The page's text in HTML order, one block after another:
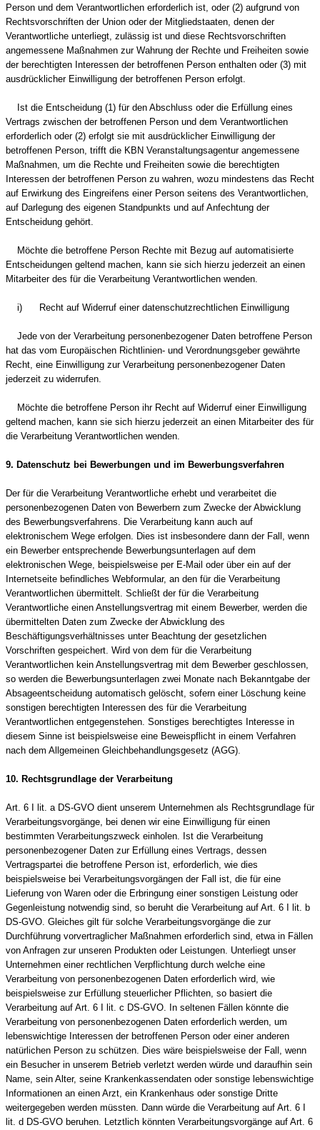
Person und dem Verantwortlichen erforderlich ist, oder (2) aufgrund von
Rechtsvorschriften der Union oder der Mitgliedstaaten, denen der
Verantwortliche unterliegt, zulässig ist und diese Rechtsvorschriften
angemessene Maßnahmen zur Wahrung der Rechte und Freiheiten sowie
der berechtigten Interessen der betroffenen Person enthalten oder (3) mit
ausdrücklicher Einwilligung der betroffenen Person erfolgt.
Ist die Entscheidung (1) für den Abschluss oder die Erfüllung eines
Vertrags zwischen der betroffenen Person und dem Verantwortlichen
erforderlich oder (2) erfolgt sie mit ausdrücklicher Einwilligung der
betroffenen Person, trifft die KBN Veranstaltungsagentur angemessene
Maßnahmen, um die Rechte und Freiheiten sowie die berechtigten
Interessen der betroffenen Person zu wahren, wozu mindestens das Recht
auf Erwirkung des Eingreifens einer Person seitens des Verantwortlichen,
auf Darlegung des eigenen Standpunkts und auf Anfechtung der
Entscheidung gehört.
Möchte die betroffene Person Rechte mit Bezug auf automatisierte
Entscheidungen geltend machen, kann sie sich hierzu jederzeit an einen
Mitarbeiter des für die Verarbeitung Verantwortlichen wenden.
i) Recht auf Widerruf einer datenschutzrechtlichen Einwilligung
Jede von der Verarbeitung personenbezogener Daten betroffene Person
hat das vom Europäischen Richtlinien- und Verordnungsgeber gewährte
Recht, eine Einwilligung zur Verarbeitung personenbezogener Daten
jederzeit zu widerrufen.
Möchte die betroffene Person ihr Recht auf Widerruf einer Einwilligung
geltend machen, kann sie sich hierzu jederzeit an einen Mitarbeiter des für
die Verarbeitung Verantwortlichen wenden.
9. Datenschutz bei Bewerbungen und im Bewerbungsverfahren
Der für die Verarbeitung Verantwortliche erhebt und verarbeitet die
personenbezogenen Daten von Bewerbern zum Zwecke der Abwicklung
des Bewerbungsverfahrens. Die Verarbeitung kann auch auf
elektronischem Wege erfolgen. Dies ist insbesondere dann der Fall, wenn
ein Bewerber entsprechende Bewerbungsunterlagen auf dem
elektronischen Wege, beispielsweise per E-Mail oder über ein auf der
Internetseite befindliches Webformular, an den für die Verarbeitung
Verantwortlichen übermittelt. Schließt der für die Verarbeitung
Verantwortliche einen Anstellungsvertrag mit einem Bewerber, werden die
übermittelten Daten zum Zwecke der Abwicklung des
Beschäftigungsverhältnisses unter Beachtung der gesetzlichen
Vorschriften gespeichert. Wird von dem für die Verarbeitung
Verantwortlichen kein Anstellungsvertrag mit dem Bewerber geschlossen,
so werden die Bewerbungsunterlagen zwei Monate nach Bekanntgabe der
Absageentscheidung automatisch gelöscht, sofern einer Löschung keine
sonstigen berechtigten Interessen des für die Verarbeitung
Verantwortlichen entgegenstehen. Sonstiges berechtigtes Interesse in
diesem Sinne ist beispielsweise eine Beweispflicht in einem Verfahren
nach dem Allgemeinen Gleichbehandlungsgesetz (AGG).
10. Rechtsgrundlage der Verarbeitung
Art. 6 I lit. a DS-GVO dient unserem Unternehmen als Rechtsgrundlage für
Verarbeitungsvorgänge, bei denen wir eine Einwilligung für einen
bestimmten Verarbeitungszweck einholen. Ist die Verarbeitung
personenbezogener Daten zur Erfüllung eines Vertrags, dessen
Vertragspartei die betroffene Person ist, erforderlich, wie dies
beispielsweise bei Verarbeitungsvorgängen der Fall ist, die für eine
Lieferung von Waren oder die Erbringung einer sonstigen Leistung oder
Gegenleistung notwendig sind, so beruht die Verarbeitung auf Art. 6 I lit. b
DS-GVO. Gleiches gilt für solche Verarbeitungsvorgänge die zur
Durchführung vorvertraglicher Maßnahmen erforderlich sind, etwa in Fällen
von Anfragen zur unseren Produkten oder Leistungen. Unterliegt unser
Unternehmen einer rechtlichen Verpflichtung durch welche eine
Verarbeitung von personenbezogenen Daten erforderlich wird, wie
beispielsweise zur Erfüllung steuerlicher Pflichten, so basiert die
Verarbeitung auf Art. 6 I lit. c DS-GVO. In seltenen Fällen könnte die
Verarbeitung von personenbezogenen Daten erforderlich werden, um
lebenswichtige Interessen der betroffenen Person oder einer anderen
natürlichen Person zu schützen. Dies wäre beispielsweise der Fall, wenn
ein Besucher in unserem Betrieb verletzt werden würde und daraufhin sein
Name, sein Alter, seine Krankenkassendaten oder sonstige lebenswichtige
Informationen an einen Arzt, ein Krankenhaus oder sonstige Dritte
weitergegeben werden müssten. Dann würde die Verarbeitung auf Art. 6 I
lit. d DS-GVO beruhen. Letztlich könnten Verarbeitungsvorgänge auf Art. 6